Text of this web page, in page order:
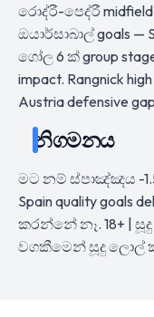
රොද්රී-පෙද්රී midfield
ඔයාර්සාබාල් goals —
ගෝල 6 ක් group
impact. Rangnick
Austria defensive
නිගමනය
මට නම් ස්පාඤ්ඤය -1.5
Spain quality goals
කරන්නේ නෑ. 18+ |
වගකීමෙන් සූදු ලොල්